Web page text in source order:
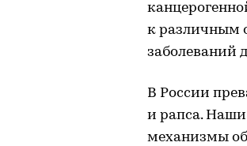
к различным
заболеваний
В России
и рапса. Наши
механизмы